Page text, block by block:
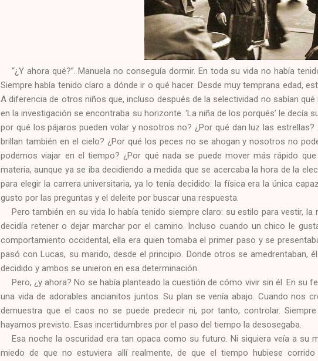
“¿Y ahora qué?”. Manuela no conseguía dormir. En toda su vida no había
Siempre había tenido claro a dónde ir o qué hacer. Desde muy temprana edad,
A diferencia de otros niños que, incluso después de la selectividad no sabían
en la investigación se encontraba su horizonte. ‘La niña de los porqués’ le decía
por qué los pájaros pueden volar y nosotros no? ¿Por qué dan luz las
brillan también en el cielo? ¿Por qué los peces no se ahogan y nosotros no
podemos viajar en el tiempo? ¿Por qué nada se puede mover más rápido
materia, aunque ya se iba decidiendo a medida que se acercaba la hora de la
para elegir la carrera universitaria, ya lo tenía decidido: la física era la única
gusto por las preguntas y el deleite por buscar una respuesta.
Pero también en su vida lo había tenido siempre claro: su estilo para vestir,
decidía retener o dejar marchar por el camino. Incluso cuando un chico le
comportamiento occidental, ella era quien tomaba el primer paso y se
pasó con Lucas, su marido, desde el principio. Donde otros se amedrentaban,
decidido y ambos se unieron en esa determinación.
Pero, ¿y ahora? No se había planteado la cuestión de cómo vivir sin él. En su
una vida de adorables ancianitos juntos. Su plan se venía abajo. Cuando nos
demuestra que el caos no se puede predecir ni, por tanto, controlar.
hayamos previsto. Esas incertidumbres por el paso del tiempo la desosegaba.
Esa noche la oscuridad era tan opaca como su futuro. Ni siquiera veía a su
miedo de que no estuviera allí realmente, de que el tiempo hubiese